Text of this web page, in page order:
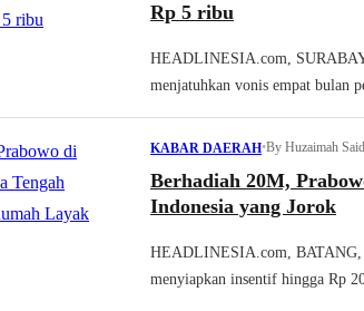
Rp 5 ribu
HEADLINESIA.com,
menjatuhkan vonis empat bulan
KABAR DAERAH•By Huzaimah Said
Berhadiah 20M,
Indonesia yang Jorok
HEADLINESIA.com, BATANG,
menyiapkan insentif hingga Rp